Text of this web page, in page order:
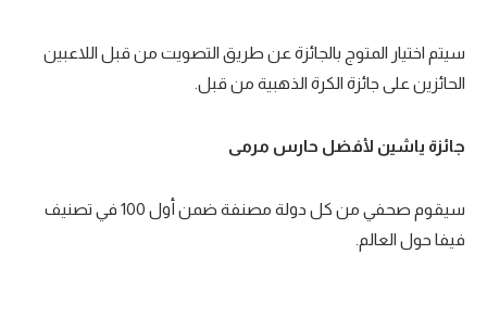
تقرير في الجول
كويز في الجول
فيديو في الجول
سيتم اختيار المتوج بالجائزة عن طريق التصويت من قبل اللاعبين
الحائزين على جائزة الكرة الذهبية من قبل.
جائزة ياشين لأفضل حارس مرمى
سيقوم صحفي من كل دولة مصنفة ضمن أول 100 في تصنيف
فيفا حول العالم.